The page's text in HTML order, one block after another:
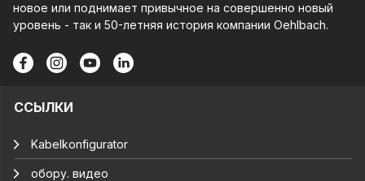
новое или поднимает привычное на совершенно новый
уровень - так и 50-летняя история компании Oehlbach.
ССЫЛКИ
Kabelkonfigurator
обору. видео